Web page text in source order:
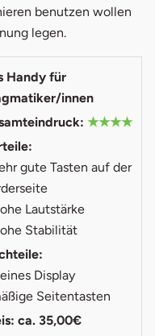
benutzen wollen
legen.
Handy für
innen
★★★★
gute Tasten auf der
Lautstärke
Stabilität
Display
Seitentasten
ca. 35,00€